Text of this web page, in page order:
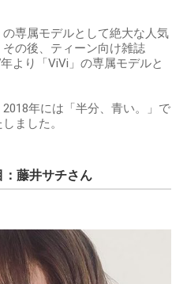
専属モデルとして絶大な人気
の後、ティーン向け雑誌
より「ViVi」の専属モデルと
年には「半分、青い。」で
ました。
藤井サチさん